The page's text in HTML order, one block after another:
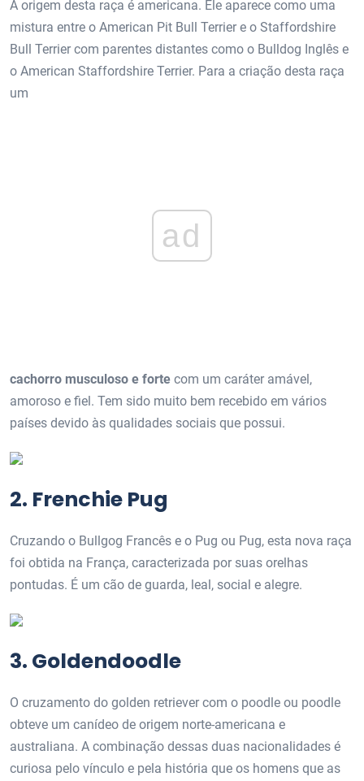
A origem desta raça é americana. Ele aparece como uma
mistura entre o American Pit Bull Terrier e o Staffordshire
Bull Terrier com parentes distantes como o Bulldog Inglês e
o American Staffordshire Terrier. Para a criação desta raça
um
ad
cachorro musculoso e forte com um caráter amável,
amoroso e fiel. Tem sido muito bem recebido em vários
países devido às qualidades sociais que possui.
2. Frenchie Pug
Cruzando o Bullgog Francês e o Pug ou Pug, esta nova raça
foi obtida na França, caracterizada por suas orelhas
pontudas. É um cão de guarda, leal, social e alegre.
3. Goldendoodle
O cruzamento do golden retriever com o poodle ou poodle
obteve um canídeo de origem norte-americana e
australiana. A combinação dessas duas nacionalidades é
curiosa pelo vínculo e pela história que os homens que as